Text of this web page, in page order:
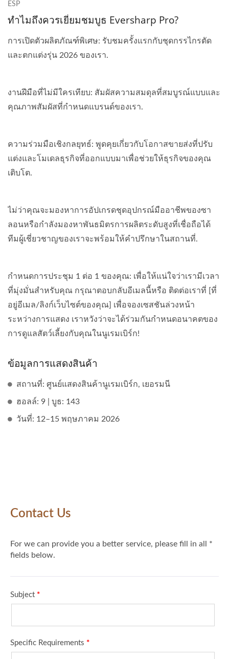
ESP
ทำไมถึงควรเยี่ยมชมบูธ Eversharp Pro?
การเปิดตัวผลิตภัณฑ์พิเศษ: รับชมครั้งแรกกับชุดกรรไกรตัด
และตกแต่งรุ่น 2026 ของเรา.
งานฝีมือที่ไม่มีใครเทียบ: สัมผัสความสมดุลที่สมบูรณ์แบบและ
คุณภาพสัมผัสที่กำหนดแบรนด์ของเรา.
ความร่วมมือเชิงกลยุทธ์: พูดคุยเกี่ยวกับโอกาสขายส่งที่ปรับ
แต่งและโมเดลธุรกิจที่ออกแบบมาเพื่อช่วยให้ธุรกิจของคุณ
เติบโต.
ไม่ว่าคุณจะมองหาการอัปเกรดชุดอุปกรณ์มืออาชีพของซา
ลอนหรือกำลังมองหาพันธมิตรการผลิตระดับสูงที่เชื่อถือได้
ทีมผู้เชี่ยวชาญของเราจะพร้อมให้คำปรึกษาในสถานที่.
กำหนดการประชุม 1 ต่อ 1 ของคุณ: เพื่อให้แน่ใจว่าเรามีเวลา
ที่มุ่งมั่นสำหรับคุณ กรุณาตอบกลับอีเมลนี้หรือ ติดต่อเราที่ [ที่
อยู่อีเมล/ลิงก์เว็บไซต์ของคุณ] เพื่อจองเซสชันล่วงหน้า
ระหว่างการแสดง เราหวังว่าจะได้ร่วมกันกำหนดอนาคตของ
การดูแลสัตว์เลี้ยงกับคุณในนูเรมเบิร์ก!
ข้อมูลการแสดงสินค้า
สถานที่: ศูนย์แสดงสินค้านูเรมเบิร์ก, เยอรมนี
ฮอลล์: 9 | บูธ: 143
วันที่: 12–15 พฤษภาคม 2026